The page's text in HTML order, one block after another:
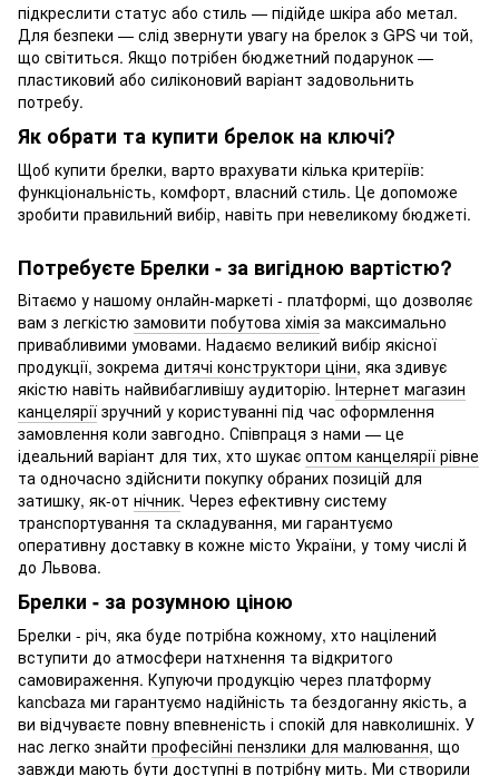
підкреслити статус або стиль — підійде шкіра або метал.
Для безпеки — слід звернути увагу на брелок з GPS чи той,
що світиться. Якщо потрібен бюджетний подарунок —
пластиковий або силіконовий варіант задовольнить
потребу.
Як обрати та купити брелок на ключі?
Щоб купити брелки, варто врахувати кілька критеріїв:
функціональність, комфорт, власний стиль. Це допоможе
зробити правильний вибір, навіть при невеликому бюджеті.
Потребуєте Брелки - за вигідною вартістю?
Вітаємо у нашому онлайн-маркеті - платформі, що дозволяє
вам з легкістю замовити побутова хімія за максимально
привабливими умовами. Надаємо великий вибір якісної
продукції, зокрема дитячі конструктори ціни, яка здивує
якістю навіть найвибагливішу аудиторію. Інтернет магазин
канцелярії зручний у користуванні під час оформлення
замовлення коли завгодно. Співпраця з нами — це
ідеальний варіант для тих, хто шукає оптом канцелярії рівне
та одночасно здійснити покупку обраних позицій для
затишку, як-от нічник. Через ефективну систему
транспортування та складування, ми гарантуємо
оперативну доставку в кожне місто України, у тому числі й
до Львова.
Брелки - за розумною ціною
Брелки - річ, яка буде потрібна кожному, хто націлений
вступити до атмосфери натхнення та відкритого
самовираження. Купуючи продукцію через платформу
kancbaza ми гарантуємо надійність та бездоганну якість, а
ви відчуваєте повну впевненість і спокій для навколишніх. У
нас легко знайти професійні пензлики для малювання, що
завжди мають бути доступні в потрібну мить. Ми створили